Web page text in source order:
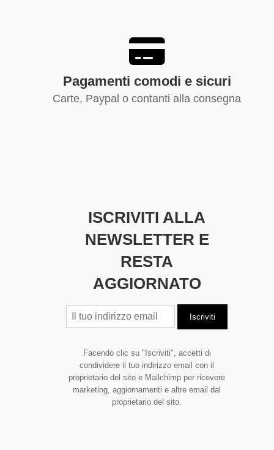
Pagamenti comodi e sicuri
Carte, Paypal o contanti alla consegna
ISCRIVITI ALLA
NEWSLETTER E
RESTA
AGGIORNATO
Facendo clic su "Iscriviti", accetti di
condividere il tuo indirizzo email con il
proprietario del sito e Mailchimp per ricevere
marketing, aggiornamenti e altre email dal
proprietario del sito.